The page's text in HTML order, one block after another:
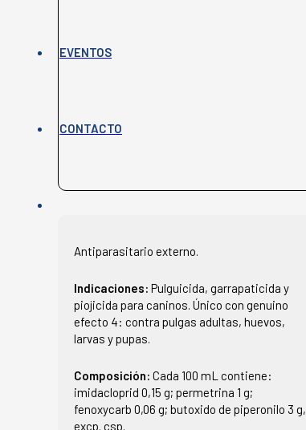
EVENTOS
CONTACTO
Antiparasitario externo.
Indicaciones: Pulguicida, garrapaticida y
piojicida para caninos. Único con genuino
efecto 4: contra pulgas adultas, huevos,
larvas y pupas.
Composición: Cada 100 mL contiene:
imidacloprid 0,15 g; permetrina 1 g;
fenoxycarb 0,06 g; butoxido de piperonilo 3 g,
excp. csp.